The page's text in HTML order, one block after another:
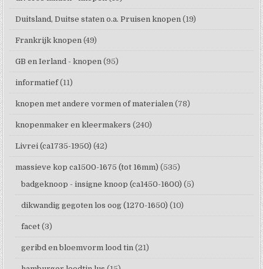
Duitsland, Duitse staten o.a. Pruisen knopen (19)
Frankrijk knopen (49)
GB en Ierland - knopen (95)
informatief (11)
knopen met andere vormen of materialen (78)
knopenmaker en kleermakers (240)
Livrei (ca1735-1950) (42)
massieve kop ca1500-1675 (tot 16mm) (535)
badgeknoop - insigne knoop (ca1450-1600) (5)
dikwandig gegoten los oog (1270-1650) (10)
facet (3)
geribd en bloemvorm lood tin (21)